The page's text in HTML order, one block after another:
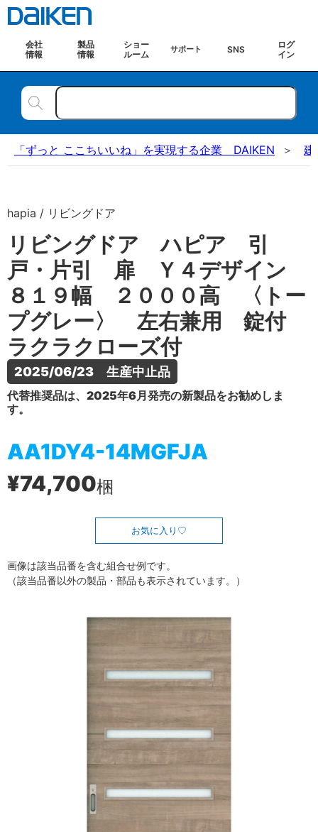
会社
情報
製品
情報
ショー
ルーム
サポート SNS
ログ
イン
「ずっと ここちいいね」を実現する企業 DAIKEN 建
hapia / リビングドア
リビングドア ハピア 引
戸・片引 扉 Ｙ４デザイン
８１９幅 ２０００高 〈トー
プグレー〉 左右兼用 錠付
ラクラクローズ付
2025/06/23　生産中止品
代替推奨品は、2025年6月発売の新製品をお勧めしま
す。
AA1DY4-14MGFJA
¥74,700梱
お気に入り
画像は該当品番を含む組合せ例です。
（該当品番以外の製品・部品も表示されています。）